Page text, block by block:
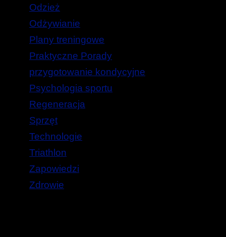
Odzież
Odżywianie
Plany treningowe
Praktyczne Porady
przygotowanie kondycyjne
Psychologia sportu
Regeneracja
Sprzęt
Technologie
Triathlon
Zapowiedzi
Zdrowie